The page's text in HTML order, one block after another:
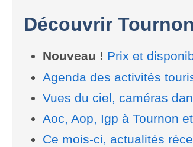
Découvrir Tournon
Nouveau ! Prix et
Agenda des activités
Vues du ciel, caméras
Aoc, Aop, Igp à Tournon
Ce mois-ci, actualités